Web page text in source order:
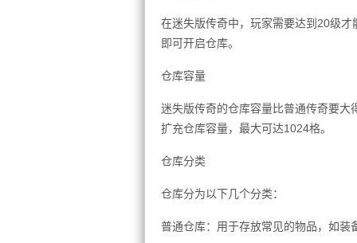
在迷失版传奇中，玩家需要达到20级
即可开启仓库。
仓库容量
迷失版传奇的仓库容量比普通传奇要
扩充仓库容量，最大可达1024格。
仓库分类
仓库分为以下几个分类：
普通仓库：用于存放常见的物品，如装